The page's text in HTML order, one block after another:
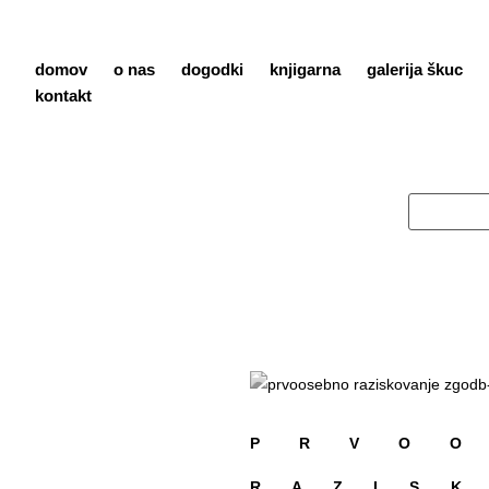
domov o nas dogodki knjigarna
galerija škuc
kontakt
P R V O O